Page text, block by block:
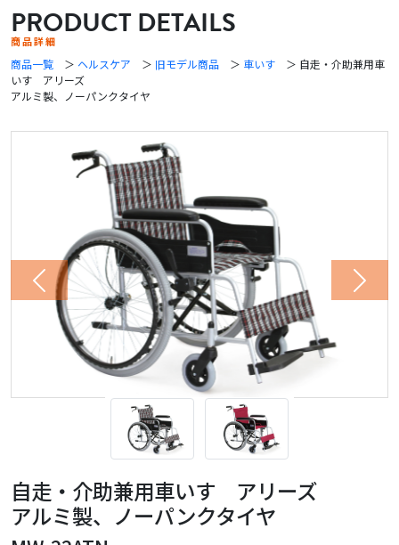
PRODUCT DETAILS
商品詳細
商品一覧 ＞ ヘルスケア ＞ 旧モデル商品 ＞ 車いす ＞ 自走・介助兼用車
いす アリーズ
アルミ製、ノーパンクタイヤ
Previous Next
自走・介助兼用車いす アリーズ
アルミ製、ノーパンクタイヤ